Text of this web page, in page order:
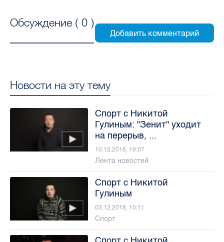
Обсуждение ( 0 )
Новости на эту тему
Спорт с Никитой
Гулиным: "Зенит" уходит
на перерыв, ...
10.12.2018, 19:07
Лента новостей
Спорт с Никитой
Гулиным
03.12.2018, 10:11
Спорт